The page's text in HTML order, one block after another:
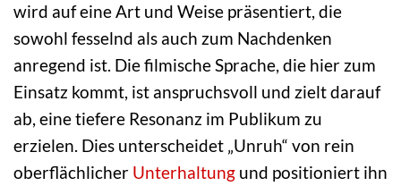
wird auf eine Art und Weise präsentiert, die
sowohl fesselnd als auch zum Nachdenken
anregend ist. Die filmische Sprache, die hier zum
Einsatz kommt, ist anspruchsvoll und zielt darauf
ab, eine tiefere Resonanz im Publikum zu
erzielen. Dies unterscheidet „Unruh“ von rein
oberflächlicher Unterhaltung und positioniert ihn